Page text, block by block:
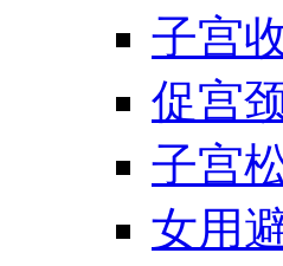
子宫
促宫
子宫
女用